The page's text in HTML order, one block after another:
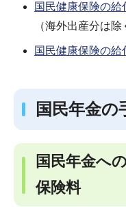
国民健康保険の
（海外出産分は除
国民健康保険の
国民年金の
国民年金へ
保険料